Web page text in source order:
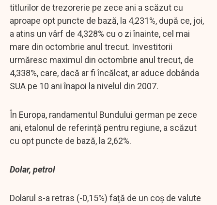
titlurilor de trezorerie pe zece ani a scăzut cu
aproape opt puncte de bază, la 4,231%, după ce, joi,
a atins un vârf de 4,328% cu o zi înainte, cel mai
mare din octombrie anul trecut. Investitorii
urmăresc maximul din octombrie anul trecut, de
4,338%, care, dacă ar fi încălcat, ar aduce dobânda
SUA pe 10 ani înapoi la nivelul din 2007.
În Europa, randamentul Bundului german pe zece
ani, etalonul de referință pentru regiune, a scăzut
cu opt puncte de bază, la 2,62%.
Dolar, petrol
Dolarul s-a retras (-0,15%) față de un coș de valute